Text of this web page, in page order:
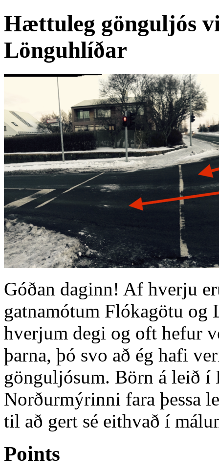
Hættuleg gönguljós
Lönguhlíðar
Góðan daginn! Af hverju
gatnamótum Flókagötu og
hverjum degi og oft hefur
þarna, þó svo að ég hafi
gönguljósum. Börn á leið í
Norðurmýrinni fara þessa
til að gert sé eithvað í
Points